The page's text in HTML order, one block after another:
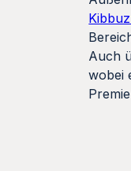
Auch
wobei